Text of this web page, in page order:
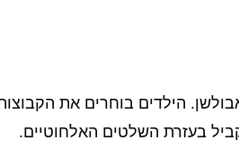
הילדים בוחרים את